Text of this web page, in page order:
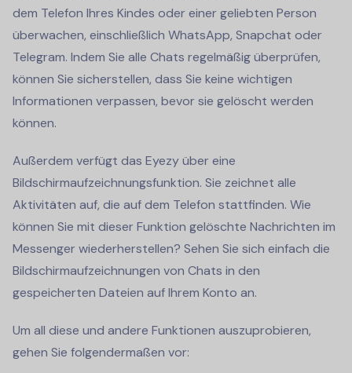
dem Telefon Ihres Kindes oder einer geliebten Person
überwachen, einschließlich WhatsApp, Snapchat oder
Telegram. Indem Sie alle Chats regelmäßig überprüfen,
können Sie sicherstellen, dass Sie keine wichtigen
Informationen verpassen, bevor sie gelöscht werden
können.
Außerdem verfügt das Eyezy über eine
Bildschirmaufzeichnungsfunktion. Sie zeichnet alle
Aktivitäten auf, die auf dem Telefon stattfinden. Wie
können Sie mit dieser Funktion gelöschte Nachrichten im
Messenger wiederherstellen? Sehen Sie sich einfach die
Bildschirmaufzeichnungen von Chats in den
gespeicherten Dateien auf Ihrem Konto an.
Um all diese und andere Funktionen auszuprobieren,
gehen Sie folgendermaßen vor: